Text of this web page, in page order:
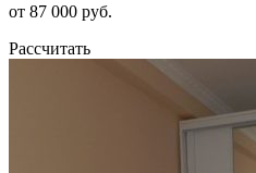
от 87 000 руб.
Рассчитать